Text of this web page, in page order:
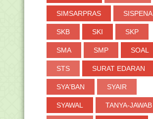
SIMSARPRAS SISPENA
SKB SKI SKP
SMA SMP SOAL
STS SURAT EDARAN
SYA'BAN SYAIR
SYAWAL TANYA-JAWAB